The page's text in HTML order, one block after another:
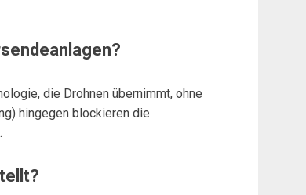
die Drohnen übernimmt, ohne
hingegen blockieren die